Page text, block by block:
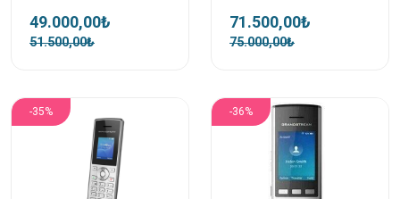
49.000,00₺
51.500,00₺
71.500,00₺
75.000,00₺
-35% -36%